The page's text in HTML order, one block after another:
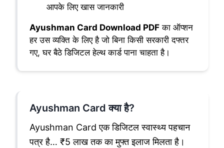
आपके लिए खास जानकारी
Ayushman Card Download PDFका ऑप्शन
हर उस व्यक्ति के लिए है जो बिना किसी सरकारी दफ्तर
गए, घर बैठे डिजिटल हेल्थ कार्ड पाना चाहता है।
Ayushman Card क्या है?
Ayushman Card एक डिजिटल स्वास्थ्य पहचान
पत्र है… ₹5 लाख तक का मुफ्त इलाज मिलता है।